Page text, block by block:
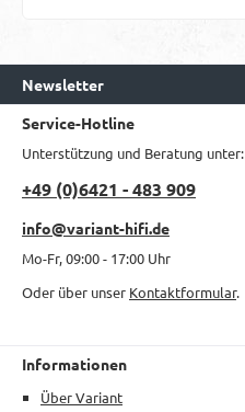
Newsletter
Service-Hotline
Unterstützung und Beratung unter:
+49 (0)6421 - 483 909
info@variant-hifi.de
Mo-Fr, 09:00 - 17:00 Uhr
Oder über unser Kontaktformular.
Informationen
Über Variant